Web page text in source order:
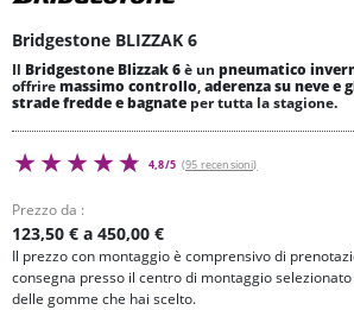
Bridgestone BLIZZAK 6
Il Bridgestone Blizzak 6è un pneumatico
offriremassimo controllo,aderenza su neve e
strade fredde e bagnate per tutta la stagione.
4,8/5 (95 recensioni)
Prezzo da :
123,50 € a 450,00 €
Il prezzo con montaggio è comprensivo di
consegna presso il centro di montaggio
delle gomme che hai scelto.